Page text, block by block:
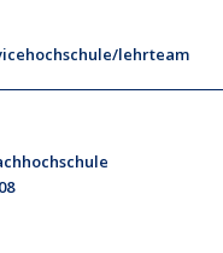
lehrteam